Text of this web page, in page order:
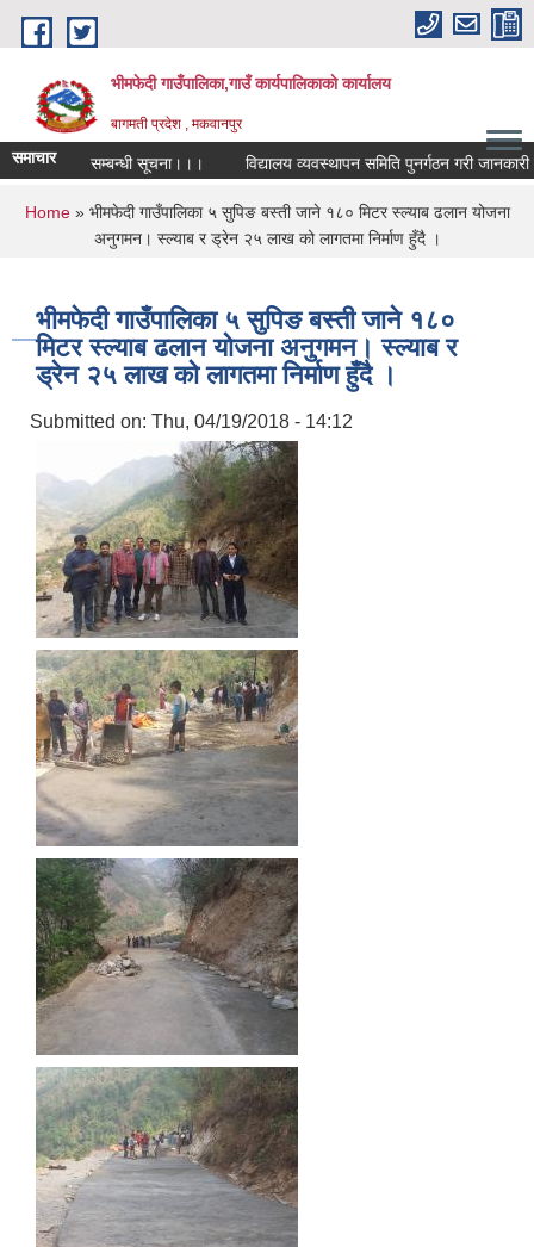
Skip to main content
भीमफेदी गाउँपालिका,गाउँ कार्यपालिकाकाे कार्यालय
बागमती प्रदेश , मकवानपुर
समाचार सम्बन्धी सूचना।।। विद्यालय व्यवस्थापन समिति पुनर्गठन गरी जानकारी
You are here
Home» भीमफेदी गाउँपालिका ५ सुपिङ बस्ती जाने १८० मिटर स्ल्याब ढलान योजना
अनुगमन। स्ल्याब र ड्रेन २५ लाख को लागतमा निर्माण हुँदै ।
भीमफेदी गाउँपालिका ५ सुपिङ बस्ती जाने १८०
मिटर स्ल्याब ढलान योजना अनुगमन। स्ल्याब र
ड्रेन २५ लाख को लागतमा निर्माण हुँदै ।
Submitted on: Thu, 04/19/2018 - 14:12